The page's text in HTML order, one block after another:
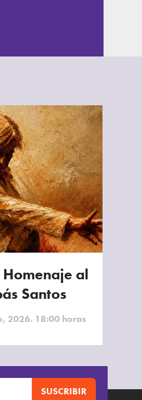
al
Santos
2026. 18:00 horas